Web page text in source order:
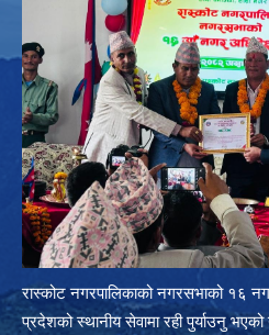
रास्कोट नगरपालिकाको नगरसभाको १६
प्रदेशको स्थानीय सेवामा रही पुर्याउनु